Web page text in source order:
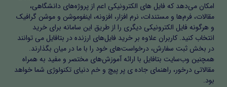
امکان می‌دهد که فایل های الکترونیکی اعم از پروژه‌های دانشگاهی،
مقالات، فرم‌ها و مستندات، نرم افزار، افزونه، اینفوموشن و موشن گرافیک
و هرگونه فایل الکترونیکی دیگری را از طریق این سامانه برای خرید
انتخاب کنید. کاربران علاوه بر خرید فایل‌های ارزنده در بتافایل می توانند
در بخش ثبت سفارش، درخواست‌های خود را با ما در میان بگذارند.
همچنین وب‌سایت بتافایل با ارائه آموزش‌های مختصر و مفید به همراه
مقالاتی درخور، راهنمای جاده ی پر پیچ و خم دنیای تکنولوژی شما خواهد
بود.